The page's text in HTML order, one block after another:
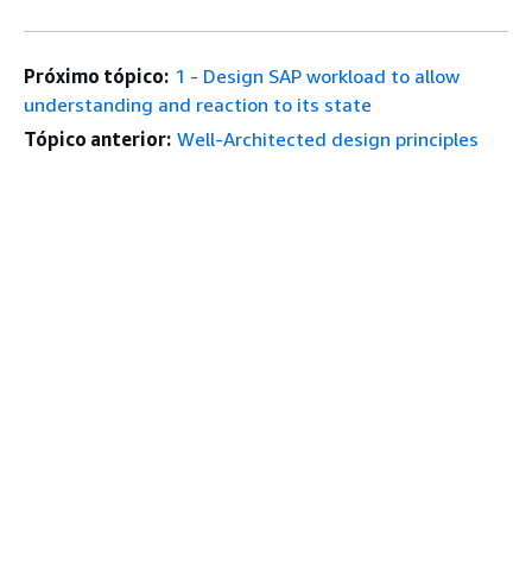
Próximo tópico: 1 - Design SAP workload to allow
understanding and reaction to its state
Tópico anterior: Well-Architected design principles